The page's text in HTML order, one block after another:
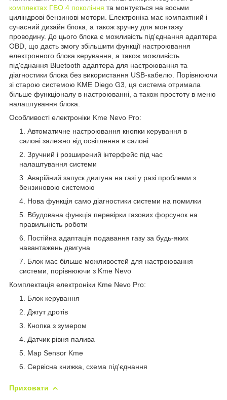
комплектах ГБО 4 покоління та монтується на восьми
циліндрові бензинові мотори. Електроніка має компактний і
сучасний дизайн блока, а також зручну для монтажу
проводину. До цього блока є можливість під'єднання адаптера
OBD, що дасть змогу збільшити функції настроювання
електронного блока керування, а також можливість
під'єднання Bluetooth адаптера для настроювання та
діагностики блока без використання USB-кабелю. Порівнюючи
зі старою системою KME Diego G3, ця система отримала
більше функціоналу в настроюванні, а також простоту в меню
налаштування блока.
Особливості електроніки Kme Nevo Pro:
Автоматичне настроювання кнопки керування в
салоні залежно від освітлення в салоні
Зручний і розширений інтерфейс під час
налаштування системи
Аварійний запуск двигуна на газі у разі проблеми з
бензиновою системою
Нова функція само діагностики системи на помилки
Вбудована функція перевірки газових форсунок на
правильність роботи
Постійна адаптація подавання газу за будь-яких
навантажень двигуна
Блок має більше можливостей для настроювання
системи, порівнюючи з Kme Nevo
Комплектація електроніки Kme Nevo Pro:
Блок керування
Джгут дротів
Кнопка з зумером
Датчик рівня палива
Map Sensor Kme
Сервісна книжка, схема під'єднання
Приховати